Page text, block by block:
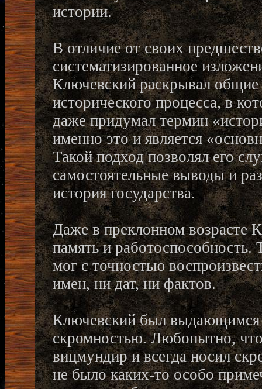
истории.
В отличие от своих
систематизированное
Ключевский раскрывал
исторического процесса, в
даже придумал термин
именно это и является
Такой подход позволял его
самостоятельные выводы и
история государства.
Даже в преклонном возрасте
память и работоспособность.
мог с точностью
имен, ни дат, ни фактов.
Ключевский был выдающимся
скромностью. Любопытно,
вицмундир и всегда носил
не было каких-то особо